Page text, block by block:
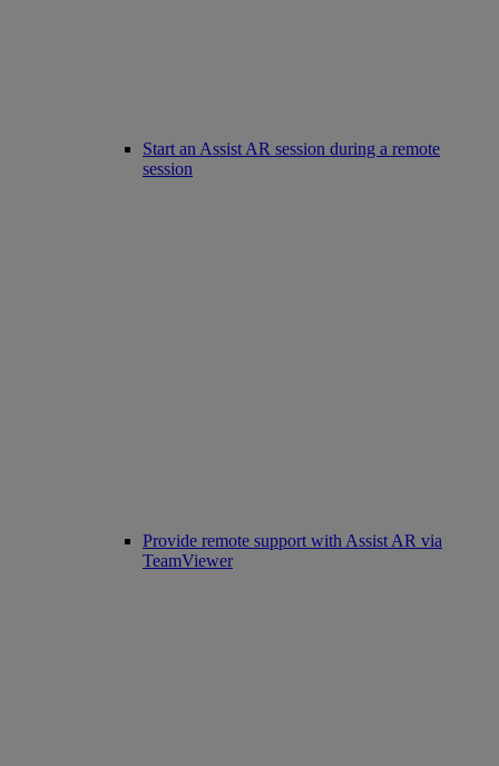
Start an Assist AR session during a remote
session
Provide remote support with Assist AR via
TeamViewer